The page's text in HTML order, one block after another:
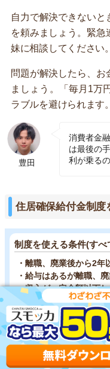
自力で解決できないと
を頼みましょう。緊
妹に相談してください。
問題が解決したら、お
ましょう。「毎月1万
ラブルを避けられます。
豊田
消費者金
は最後の
利が乗る
住居確保給付金制度
制度を使える条件(す
・離職、廃業後から2年
・給与はあるが離職、
・収入が一定金額以下
・預貯金が一定金額以
・もう一度就職して働く
・ハローワークに求職申